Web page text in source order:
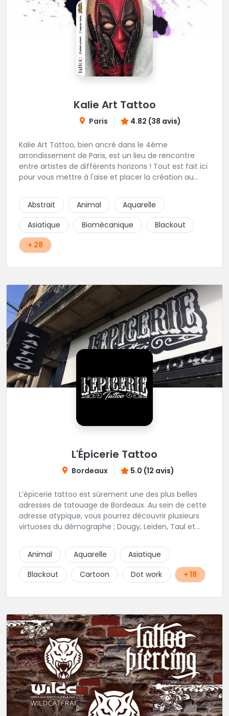
Kalie Art Tattoo
Paris 4.82 (38 avis)
Kalie Art Tattoo, bien ancré dans le 4ème
arrondissement de Paris, est un lieu de rencontre
entre artistes de différents horizons ! Tout est fait ici
pour vous mettre à l'aise et placer la création au
Abstrait
Animal
Aquarelle
Asiatique
Biomécanique
Blackout
+ 28
L'Épicerie Tattoo
Bordeaux 5.0 (12 avis)
L’épicerie tattoo est sûrement une des plus belles
adresses de tatouage de Bordeaux. Au sein de cette
adresse atypique, vous pourrez découvrir plusieurs
virtuoses du démographe ; Dougy, Leïden, Taul et
enfant et sympathique, vous pourrez demander
conseil pour votre tattoo. N'hésitez plus une seconde
pour rencontrer cette belle équipe !
Animal Aquarelle
Asiatique
Blackout
Cartoon Dot work + 18